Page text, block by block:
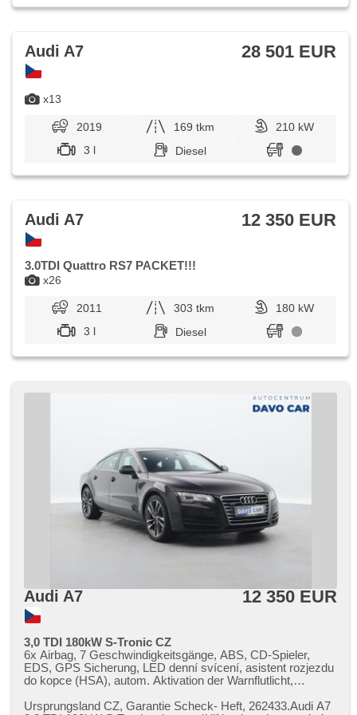
Stabilitätsprogramm (ESP), Antriebsschlupfregelung (ASR),
Automatikgetriebe, 8 Geschwindigkeitsgänge, Fahrkamera,
hlídání provozu při couvání (RCTA), ABS
x13
Audi A7 28 501 EUR
2019 169 tkm
210 kW
3 l
Diesel
x26
Audi A7 12 350 EUR
3.0TDI Quattro RS7 PACKET!!!
2011 303 tkm
180 kW
3 l
Diesel
Audi A7 12 350 EUR
3,0 TDI 180kW S-Tronic CZ
6x Airbag, 7 Geschwindigkeitsgänge, ABS, CD-Spieler,
EDS, GPS Sicherung, LED denní svícení, asistent rozjezdu
do kopce (HSA), autom. Aktivation der Warnflutlicht,
Scheinwerfer, Brems-Assistent, Zentralverriegelung mit
Ursprungsland CZ,​ Garantie Scheck​- Heft,​ 262433.Audi A7